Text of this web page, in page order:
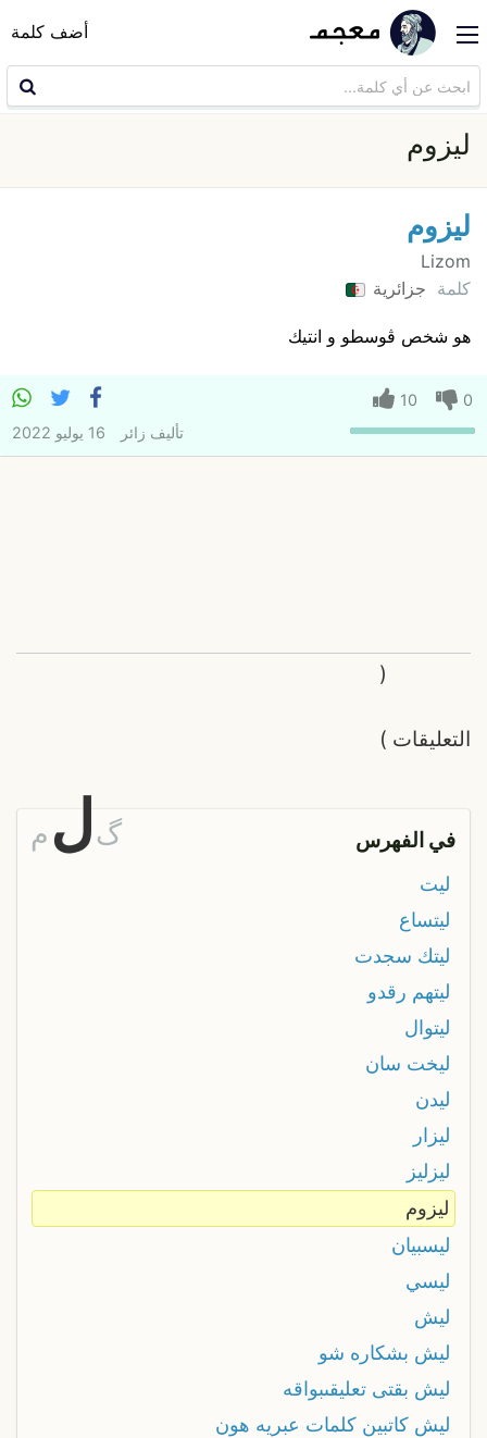
أضف كلمة
ليزوم
ليزوم
Lizom
كلمة جزائرية
هو شخص ڨوسطو و انتيك
0
10
تأليف زائر 16 يوليو 2022
التعليقات
(
)
في الفهرس گل م
ليت
ليتساع
ليتك سجدت
ليتهم رقدو
ليتوال
ليخت سان
ليدن
ليزار
ليزليز
ليزوم
ليسبيان
ليسي
ليش
ليش بشكاره شو
ليش بقتى تعليقىبواقه
ليش كاتبين كلمات عبريه هون